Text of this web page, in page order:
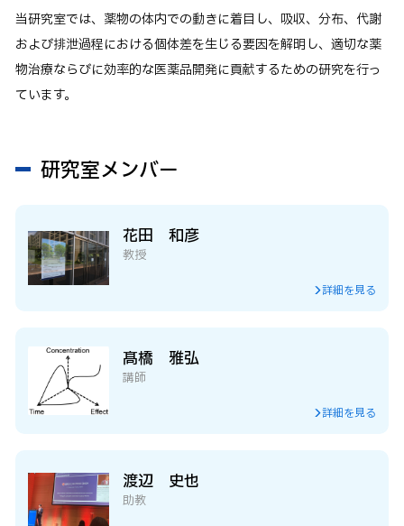
当研究室では、薬物の体内での動きに着目し、吸収、分布、代謝
および排泄過程における個体差を生じる要因を解明し、適切な薬
物治療ならびに効率的な医薬品開発に貢献するための研究を行っ
ています。
研究室メンバー
花田 和彦
教授
詳細を見る
髙橋 雅弘
講師
詳細を見る
渡辺 史也
助教